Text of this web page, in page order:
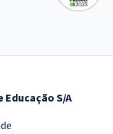
Educação S/A